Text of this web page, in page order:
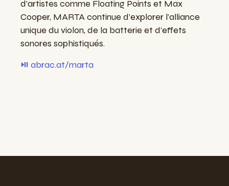
d’artistes comme Floating Points et Max
Cooper, MARTA continue d’explorer l’alliance
unique du violon, de la batterie et d’effets
sonores sophistiqués.
⏯️ abrac.at/marta